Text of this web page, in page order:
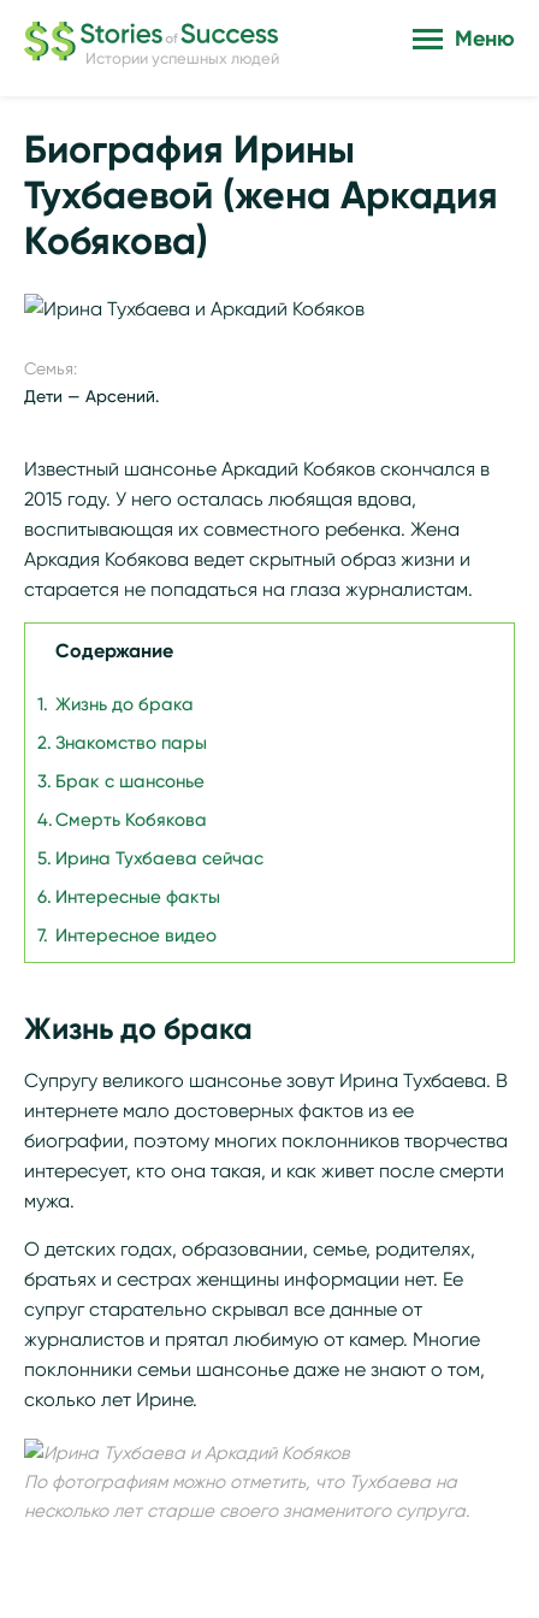
Истории успешных людей
Меню
Биография Ирины
Тухбаевой (жена Аркадия
Кобякова)
Семья:
Дети — Арсений.
Известный шансонье Аркадий Кобяков скончался в
2015 году. У него осталась любящая вдова,
воспитывающая их совместного ребенка. Жена
Аркадия Кобякова ведет скрытный образ жизни и
старается не попадаться на глаза журналистам.
Содержание
Жизнь до брака
Знакомство пары
Брак с шансонье
Смерть Кобякова
Ирина Тухбаева сейчас
Интересные факты
Интересное видео
Жизнь до брака
Супругу великого шансонье зовут Ирина Тухбаева. В
интернете мало достоверных фактов из ее
биографии, поэтому многих поклонников творчества
интересует, кто она такая, и как живет после смерти
мужа.
О детских годах, образовании, семье, родителях,
братьях и сестрах женщины информации нет. Ее
супруг старательно скрывал все данные от
журналистов и прятал любимую от камер. Многие
поклонники семьи шансонье даже не знают о том,
сколько лет Ирине.
По фотографиям можно отметить, что Тухбаева на
несколько лет старше своего знаменитого супруга.